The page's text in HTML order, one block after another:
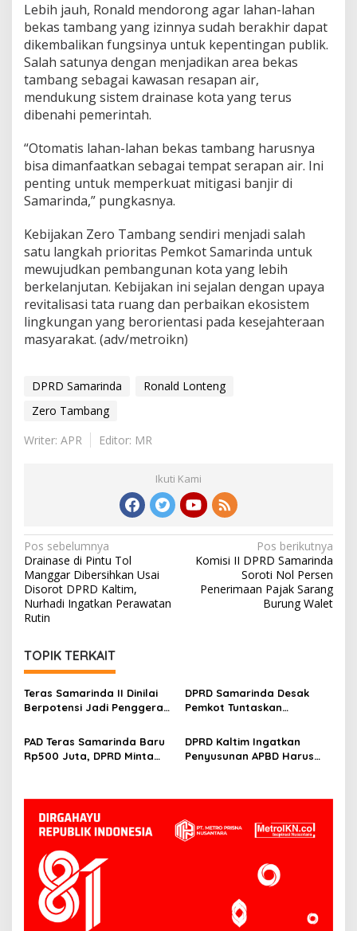
Lebih jauh, Ronald mendorong agar lahan-lahan
bekas tambang yang izinnya sudah berakhir dapat
dikembalikan fungsinya untuk kepentingan publik.
Salah satunya dengan menjadikan area bekas
tambang sebagai kawasan resapan air,
mendukung sistem drainase kota yang terus
dibenahi pemerintah.
“Otomatis lahan-lahan bekas tambang harusnya
bisa dimanfaatkan sebagai tempat serapan air. Ini
penting untuk memperkuat mitigasi banjir di
Samarinda,” pungkasnya.
Kebijakan Zero Tambang sendiri menjadi salah
satu langkah prioritas Pemkot Samarinda untuk
mewujudkan pembangunan kota yang lebih
berkelanjutan. Kebijakan ini sejalan dengan upaya
revitalisasi tata ruang dan perbaikan ekosistem
lingkungan yang berorientasi pada kesejahteraan
masyarakat. (adv/metroikn)
DPRD Samarinda
Ronald Lonteng
Zero Tambang
Writer: APR
Editor: MR
Ikuti Kami
Navigasi
pos
Pos sebelumnya
Drainase di Pintu Tol
Manggar Dibersihkan Usai
Disorot DPRD Kaltim,
Nurhadi Ingatkan Perawatan
Rutin
Pos berikutnya
Komisi II DPRD Samarinda
Soroti Nol Persen
Penerimaan Pajak Sarang
Burung Walet
TOPIK TERKAIT
Teras Samarinda II Dinilai
Berpotensi Jadi Penggerak
Mahakam
DPRD Samarinda Desak
Pemkot Tuntaskan
Teras Samarinda II
PAD Teras Samarinda Baru
Rp500 Juta, DPRD Minta
DPRD Kaltim Ingatkan
Penyusunan APBD Harus